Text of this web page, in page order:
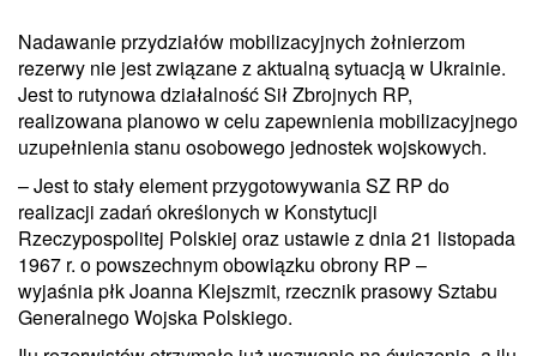
Nadawanie przydziałów mobilizacyjnych żołnierzom
rezerwy nie jest związane z aktualną sytuacją w Ukrainie.
Jest to rutynowa działalność Sił Zbrojnych RP,
realizowana planowo w celu zapewnienia mobilizacyjnego
uzupełnienia stanu osobowego jednostek wojskowych.
– Jest to stały element przygotowywania SZ RP do
realizacji zadań określonych w Konstytucji
Rzeczypospolitej Polskiej oraz ustawie z dnia 21 listopada
1967 r. o powszechnym obowiązku obrony RP –
wyjaśnia płk Joanna Klejszmit, rzecznik prasowy Sztabu
Generalnego Wojska Polskiego.